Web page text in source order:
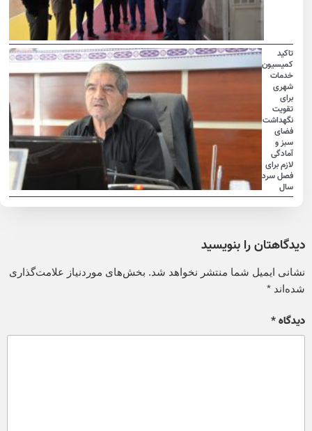
تاکید
کمیسیون
خدمات
شهری
برای
تقویت
نگهداشت
فضای
سبز و
آمادگی
لازم برای
فصل سرد
سال
دیدگاهتان را بنویسید
نشانی ایمیل شما منتشر نخواهد شد. بخش‌های موردنیاز علامت‌گذاری
شده‌اند*
دیدگاه*